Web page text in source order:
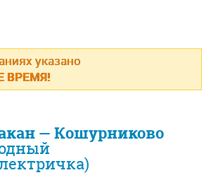
указано
ВРЕМЯ!
— Кошурниково